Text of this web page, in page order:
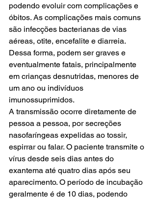
podendo evoluir com complicações e
óbitos. As complicações mais comuns
são infecções bacterianas de vias
aéreas, otite, encefalite e diarreia.
Dessa forma, podem ser graves e
eventualmente fatais, principalmente
em crianças desnutridas, menores de
um ano ou indivíduos
imunossuprimidos.
A transmissão ocorre diretamente de
pessoa a pessoa, por secreções
nasofaríngeas expelidas ao tossir,
espirrar ou falar. O paciente transmite o
vírus desde seis dias antes do
exantema até quatro dias após seu
aparecimento. O período de incubação
geralmente é de 10 dias, podendo